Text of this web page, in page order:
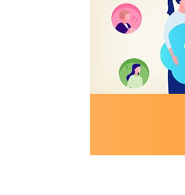
基本は清潔
う。
0